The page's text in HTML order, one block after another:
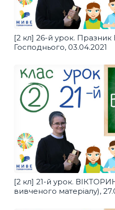
[2 кл] 26-й урок. Празник
Господнього, 03.04.2021
[2 кл] 21-й урок.
вивченого матеріалу),